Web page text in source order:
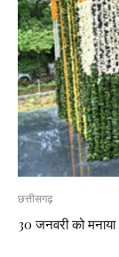
छत्तीसगढ़
30 जनवरी को